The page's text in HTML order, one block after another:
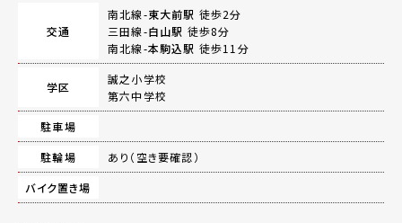
交通
南北線-東大前駅 徒歩2分
三田線-白山駅 徒歩8分
南北線-本駒込駅 徒歩11分
学区
誠之小学校
第六中学校
駐車場
駐輪場
あり（空き要確認）
バイク置き場